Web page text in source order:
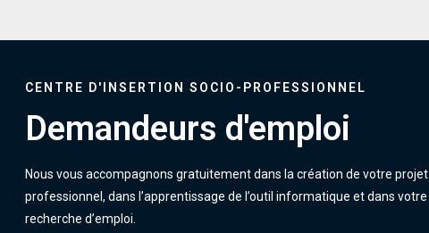
CENTRE D'INSERTION SOCIO-PROFESSIONNEL
Demandeurs d'emploi
Nous vous accompagnons gratuitement dans la création de votre projet
professionnel, dans l’apprentissage de l’outil informatique et dans votre
recherche d’emploi.